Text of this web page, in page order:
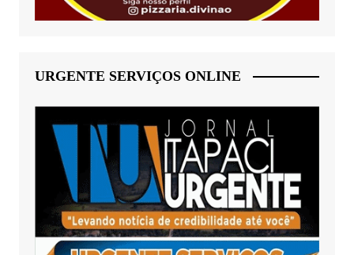
URGENTE SERVIÇOS ONLINE